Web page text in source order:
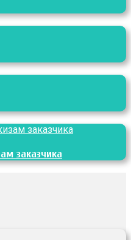
заказчика